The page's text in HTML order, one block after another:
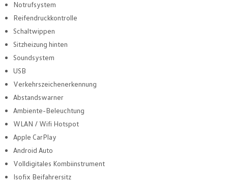
Notrufsystem
Reifendruckkontrolle
Schaltwippen
Sitzheizung hinten
Soundsystem
USB
Verkehrszeichenerkennung
Abstandswarner
Ambiente-Beleuchtung
WLAN / Wifi Hotspot
Apple CarPlay
Android Auto
Volldigitales Kombiinstrument
Isofix Beifahrersitz